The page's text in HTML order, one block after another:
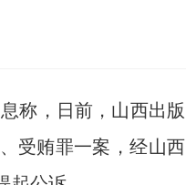
称，日前，山西出版
受贿罪一案，经山西